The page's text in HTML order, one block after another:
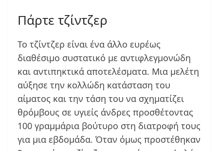
Πάρτε τζίντζερ
Το τζίντζερ είναι ένα άλλο ευρέως
διαθέσιμο συστατικό με αντιφλεγμονώδη
και αντιπηκτικά αποτελέσματα. Μια μελέτη
αύξησε την κολλώδη κατάσταση του
αίματος και την τάση του να σχηματίζει
θρόμβους σε υγιείς άνδρες προσθέτοντας
100 γραμμάρια βούτυρο στη διατροφή τους
για μια εβδομάδα. Όταν όμως προστέθηκαν